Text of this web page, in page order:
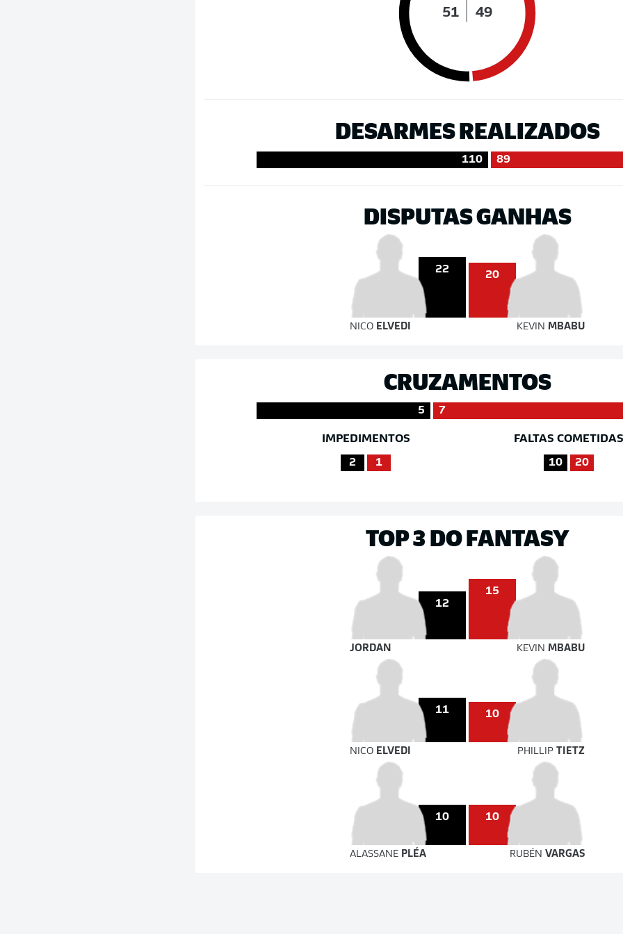
51 49
DESARMES REALIZADOS
110 89
DISPUTAS GANHAS
22 20
NICO ELVEDI KEVIN MBABU
CRUZAMENTOS
5 7
IMPEDIMENTOS
2 1
FALTAS COMETIDAS
10 20
TOP 3 DO FANTASY
12
15
JORDAN KEVIN MBABU
11 10
NICO ELVEDI PHILLIP TIETZ
10 10
ALASSANE PLÉA RUBÉN VARGAS